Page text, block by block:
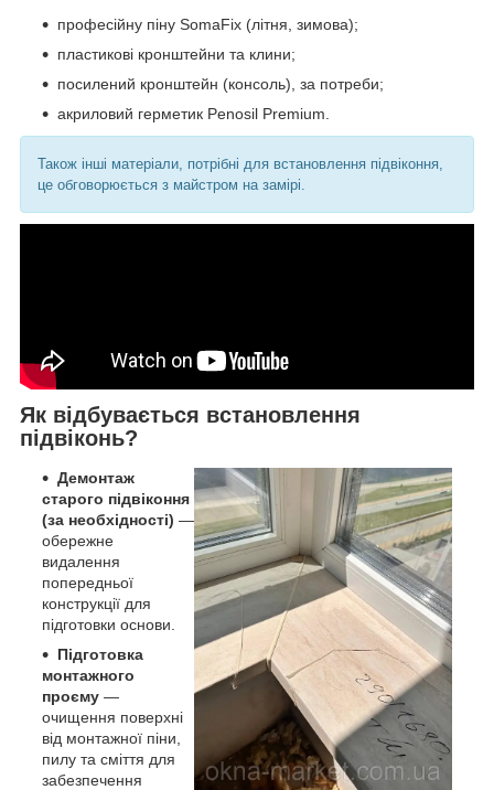
професійну піну SomaFix (літня, зимова);
пластикові кронштейни та клини;
посилений кронштейн (консоль), за потреби;
акриловий герметик Penosil Premium.
Також інші матеріали, потрібні для встановлення підвіконня,
це обговорюється з майстром на замірі.
Як відбувається встановлення
підвіконь?
Демонтаж
старого підвіконня
(за необхідності) —
обережне
видалення
попередньої
конструкції для
підготовки основи.
Підготовка
монтажного
проєму —
очищення поверхні
від монтажної піни,
пилу та сміття для
забезпечення